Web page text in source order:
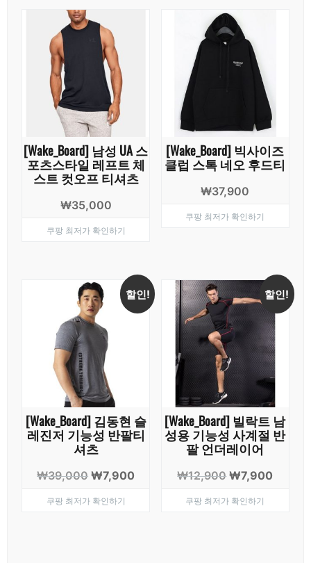
[Wake_Board] 남성 UA 스
포츠스타일 레프트 체
스트 컷오프 티셔츠
₩35,000
쿠팡 최저가 확인하기
[Wake_Board] 빅사이즈
클럽 스톡 네오 후드티
₩37,900
쿠팡 최저가 확인하기
할인!
[Wake_Board] 김동현 슬
레진저 기능성 반팔티
셔츠
₩39,000 원
가
₩7,900
쿠팡 최저가 확인하기
할인!
[Wake_Board] 빌락트 남
성용 기능성 사계절 반
팔 언더레이어
₩12,900 원
가
₩7,900
쿠팡 최저가 확인하기